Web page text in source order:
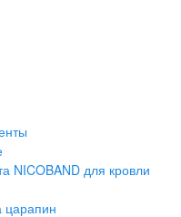
NICOBAND для кровли
царапин